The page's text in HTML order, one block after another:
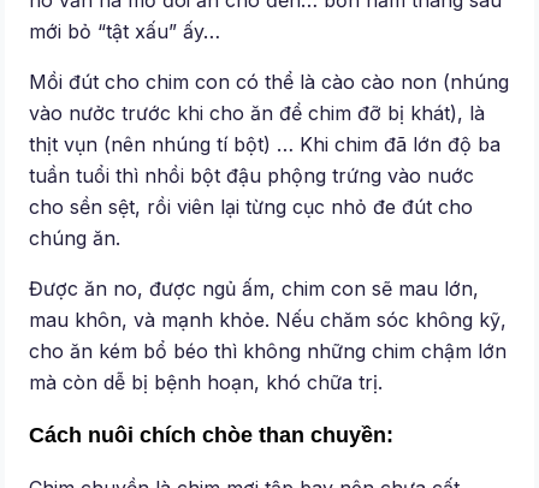
mới bỏ “tật xấu” ấy…
Mồi đút cho chim con có thể là cào cào non (nhúng
vào nưởc trước khi cho ăn để chim đỡ bị khát), là
thịt vụn (nên nhúng tí bột) … Khi chim đã lớn độ ba
tuần tuổi thì nhồi bột đậu phộng trứng vào nuớc
cho sền sệt, rồi viên lại từng cục nhỏ đe đút cho
chúng ăn.
Được ăn no, được ngủ ấm, chim con sẽ mau lớn,
mau khôn, và mạnh khỏe. Nếu chăm sóc không kỹ,
cho ăn kém bổ béo thì không những chim chậm lớn
mà còn dễ bị bệnh hoạn, khó chữa trị.
Cách nuôi chích chòe than chuyền: